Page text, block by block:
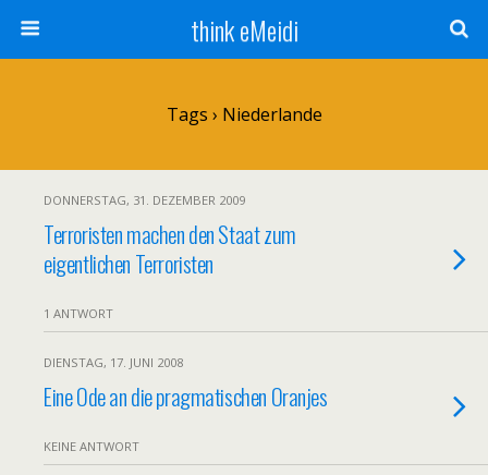
think eMeidi
Tags › Niederlande
DONNERSTAG, 31. DEZEMBER 2009
Terroristen machen den Staat zum
eigentlichen Terroristen
1 ANTWORT
DIENSTAG, 17. JUNI 2008
Eine Ode an die pragmatischen Oranjes
KEINE ANTWORT